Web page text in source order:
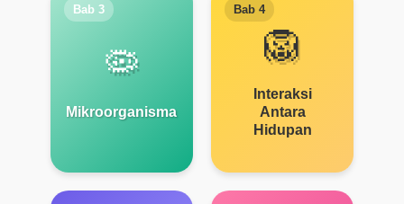
Bab 3
🦠
Mikroorganisma
Bab 4
🦁
Interaksi
Antara
Hidupan